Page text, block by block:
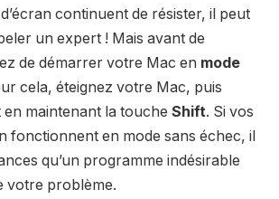
continuent de résister, il peut
un expert ! Mais avant de
de démarrer votre Mac en mode
cela, éteignez votre Mac, puis
maintenant la touche Shift. Si vos
fonctionnent en mode sans échec, il
qu’un programme indésirable
votre problème.